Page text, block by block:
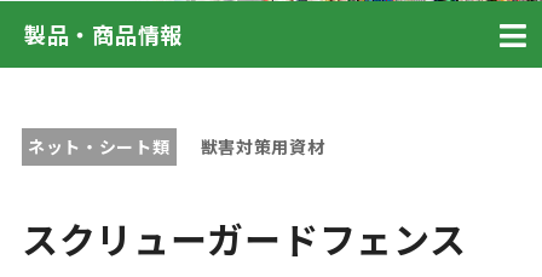
製品・商品情報
ネット・シート類 獣害対策用資材
スクリューガードフェンス